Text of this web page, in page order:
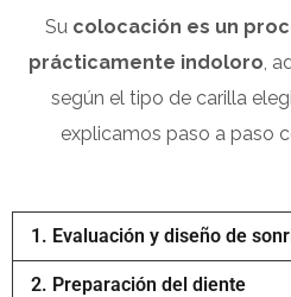
Su colocación es un
prácticamente indoloro,
según el tipo de carilla
explicamos paso a paso
1. Evaluación y diseño de
2. Preparación del diente